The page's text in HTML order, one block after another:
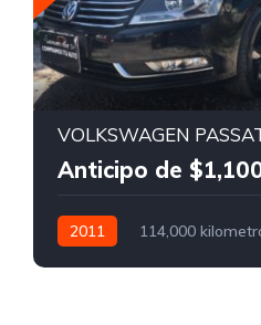
VOLKSWAGEN
Anticipo de
2011
114,000